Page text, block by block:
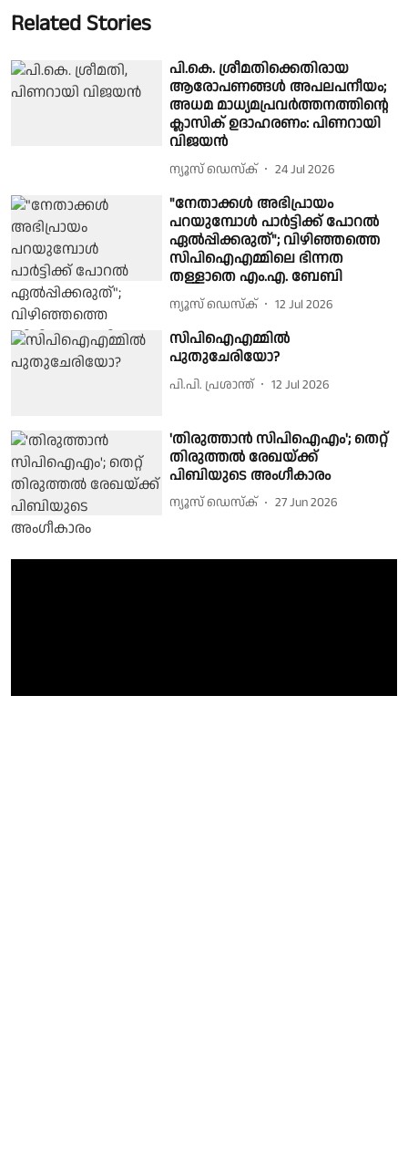
Related Stories
പി.കെ. ശ്രീമതിക്കെതിരായ
ആരോപണങ്ങള്‍ അപലപനീയം;
അധമ മാധ്യമപ്രവർത്തനത്തിന്റെ
ക്ലാസിക് ഉദാഹരണം: പിണറായി
വിജയന്‍
ന്യൂസ് ഡെസ്ക് 24 Jul 2026
"നേതാക്കൾ അഭിപ്രായം
പറയുമ്പോൾ പാർട്ടിക്ക് പോറൽ
ഏൽപ്പിക്കരുത്"; വിഴിഞ്ഞത്തെ
സിപിഐഎമ്മിലെ ഭിന്നത
തള്ളാതെ എം.എ. ബേബി
ന്യൂസ് ഡെസ്ക് 12 Jul 2026
സിപിഐഎമ്മില്‍
പുതുചേരിയോ?
പി.പി. പ്രശാന്ത് 12 Jul 2026
'തിരുത്താൻ സിപിഐഎം'; തെറ്റ്
തിരുത്തല്‍ രേഖയ്ക്ക്
പിബിയുടെ അംഗീകാരം
ന്യൂസ് ഡെസ്ക് 27 Jun 2026